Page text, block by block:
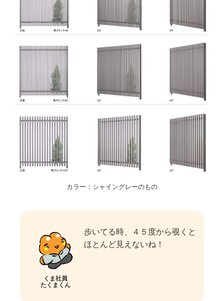
カラー：シャイングレーのもの
くま社員
たくまくん
歩いてる時、４５度から覗くと
ほとんど見えないね！